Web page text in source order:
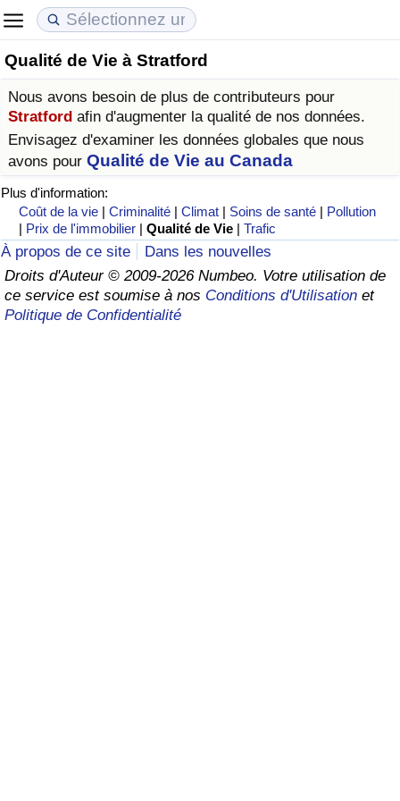
Qualité de Vie à Stratford
Nous avons besoin de plus de contributeurs pour
Stratford afin d'augmenter la qualité de nos données.
Envisagez d'examiner les données globales que nous
avons pour Qualité de Vie au Canada
Plus d'information:
Coût de la vie |Criminalité |Climat | Soins de santé | Pollution
| Prix de l'immobilier |Qualité de Vie |Trafic
À propos de ce site
Dans les nouvelles
Droits d'Auteur © 2009-2026 Numbeo. Votre utilisation de
ce service est soumise à nos Conditions d'Utilisation et
Politique de Confidentialité
Coût de la vie
Indice du Coût de la Vie (Actuel)
Indice du Coût de la Vie
Indice du coût de la vie par pays
à Akaba
Prix de l'immobilier
Indice des Prix de l'immobilier (Actuel)
Indice des Prix de l'immobilier
Indice des Prix de l'immobilier par Pays
Qualité de Vie
Indice de Qualité de Vie
Indice de Qualité de Vie (Actuel)
Indice de qualité de vie par pays
Criminalité
Indice de Criminalité (Actuel)